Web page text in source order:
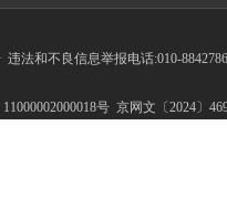
违法和不良信息举报电话:010-
号 京网文〔2024〕